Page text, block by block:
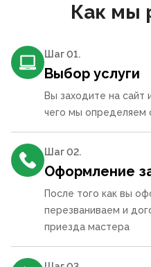
Как мы
Шаг 01.
Выбор услуги
Вы заходите на сайт
чего мы определяем
Шаг 02.
Оформление
После того как вы
перезваниваем и
приезда мастера